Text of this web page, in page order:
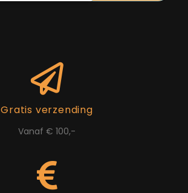
Gratis verzending
Vanaf € 100,-